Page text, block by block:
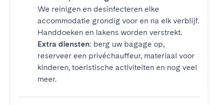
We reinigen en desinfecteren elke
accommodatie grondig voor en na elk verblijf.
Handdoeken en lakens worden verstrekt.
Extra diensten: berg uw bagage op,
reserveer een privéchauffeur, materiaal voor
kinderen, toeristische activiteiten en nog veel
meer.